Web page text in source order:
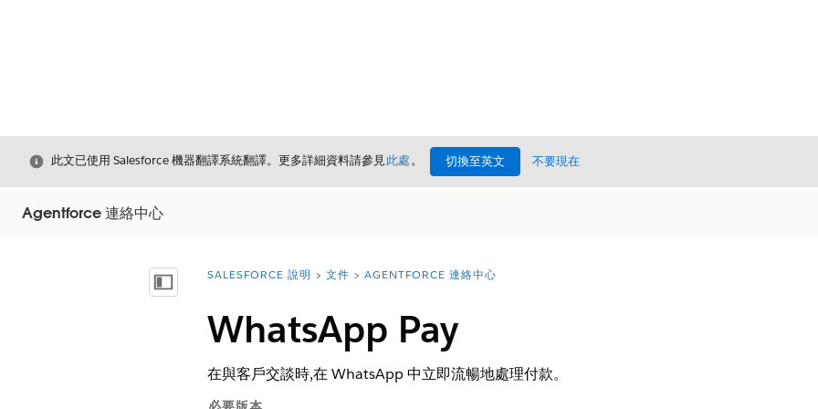
結束
此文已使用 Salesforce 機器翻譯系統翻譯。更多詳細資料請參見此處。 切換至英文 不要現在
Agentforce 連絡中心
顯示目錄 您位於此處：
SALESFORCE 說明 文件 AGENTFORCE 連絡中心
WhatsApp Pay
在與客戶交談時,在 WhatsApp 中立即流暢地處理付款。